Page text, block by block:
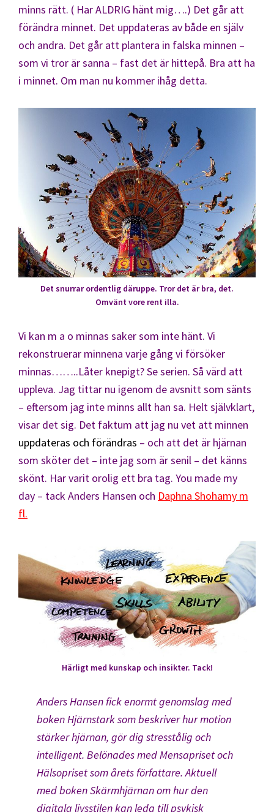
minns rätt. ( Har ALDRIG hänt mig….) Det går att
förändra minnet. Det uppdateras av både en själv
och andra. Det går att plantera in falska minnen –
som vi tror är sanna – fast det är hittepå. Bra att ha
i minnet. Om man nu kommer ihåg detta.
Det snurrar ordentlig däruppe. Tror det är bra, det.
Omvänt vore rent illa.
Vi kan m a o minnas saker som inte hänt. Vi
rekonstruerar minnena varje gång vi försöker
minnas……..Låter knepigt? Se serien. Så värd att
uppleva. Jag tittar nu igenom de avsnitt som sänts
– eftersom jag inte minns allt han sa. Helt självklart,
visar det sig. Det faktum att jag nu vet att minnen
uppdateras och förändras – och att det är hjärnan
som sköter det – inte jag som är senil – det känns
skönt. Har varit orolig ett bra tag. You made my
day – tack Anders Hansen och Daphna Shohamy m
fl.
Härligt med kunskap och insikter. Tack!
Anders Hansen fick enormt genomslag med
bokenHjärnstarksom beskriver hur motion
stärker hjärnan, gör dig stresstålig och
intelligent. Belönades med Mensapriset och
Hälsopriset som årets författare. Aktuell
med bokenSkärmhjärnanom hur den
digitala livsstilen kan leda till psykisk